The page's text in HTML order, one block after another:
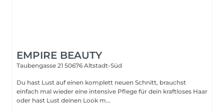
EMPIRE BEAUTY
Taubengasse 21 50676 Altstadt-Süd
Du hast Lust auf einen komplett neuen Schnitt, brauchst
einfach mal wieder eine intensive Pflege für dein kraftloses Haar
oder hast Lust deinen Look m...